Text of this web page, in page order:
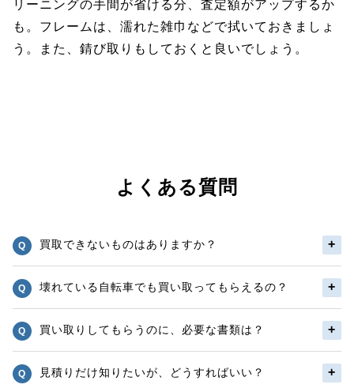
リーニングの手間が省ける分、査定額がアップするか
も。フレームは、濡れた雑巾などで拭いておきましょ
う。また、錆び取りもしておくと良いでしょう。
よくある質問
買取できないものはありますか？
壊れている自転車でも買い取ってもらえるの？
買い取りしてもらうのに、必要な書類は？
見積りだけ知りたいが、どうすればいい？